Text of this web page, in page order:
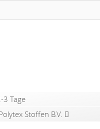
3 Tage
Stoffen B.V.